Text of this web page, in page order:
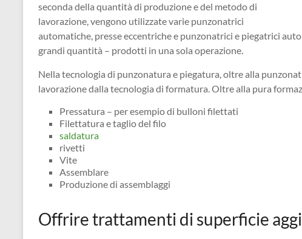
seconda della quantità di produzione e del metodo di
lavorazione, vengono utilizzate varie punzonatrici
automatiche, presse eccentriche e punzonatrici e piegatrici
grandi quantità – prodotti in una sola operazione.
Nella tecnologia di punzonatura e piegatura, oltre alla
lavorazione dalla tecnologia di formatura. Oltre alla pura
Pressatura – per esempio di bulloni filettati
Filettatura e taglio del filo
saldatura
rivetti
Vite
Assemblare
Produzione di assemblaggi
Offrire trattamenti di superficie